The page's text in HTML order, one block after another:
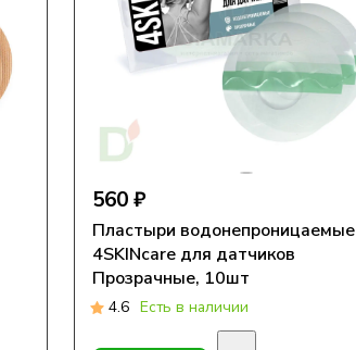
560 ₽
Пластыри водонепроницаемые
4SKINcare для датчиков
Прозрачные, 10шт
4.6 Есть в наличии